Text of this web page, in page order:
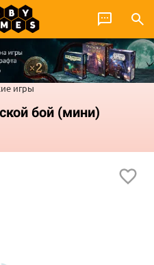
игры
бой (мини)